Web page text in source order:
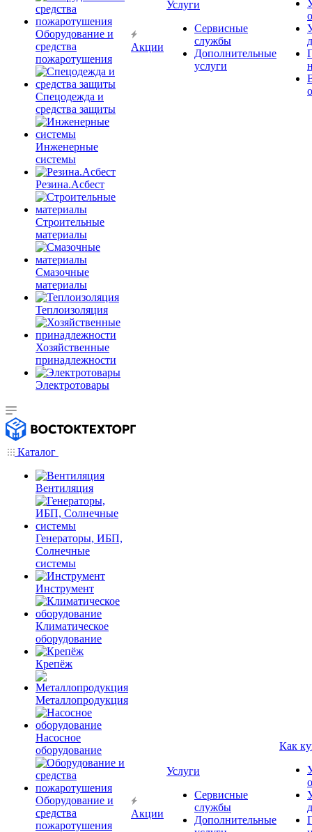
Оборудование и
средства
пожаротушения
Спецодежда и
средства защиты
Инженерные
системы
Резина.Асбест
Строительные
материалы
Смазочные
материалы
Теплоизоляция
Хозяйственные
принадлежности
Электротовары
Акции
Услуги
Сервисные
службы
Дополнительные
услуги
Каталог
Вентиляция
Генераторы, ИБП,
Солнечные
системы
Инструмент
Климатическое
оборудование
Крепёж
Металлопродукция
Насосное
оборудование
Оборудование и
средства
пожаротушения
Акции
Услуги
Сервисные
службы
Дополнительные
Как